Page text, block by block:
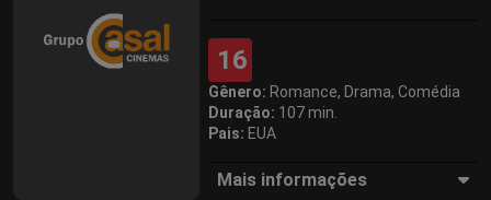
16
Gênero: Romance, Drama, Comédia
Duração: 107 min.
Pais: EUA
Mais informações